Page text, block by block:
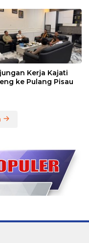
Kerja Kajati
ke Pulang Pisau